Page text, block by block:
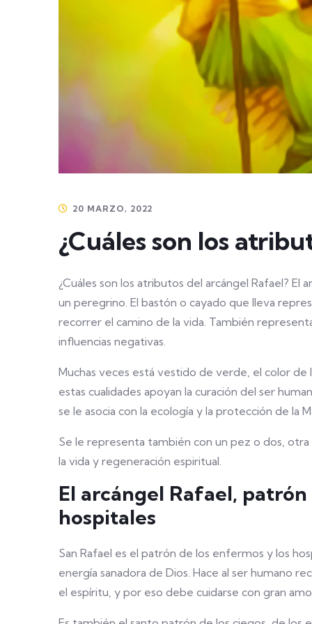
20 MARZO, 2022
¿Cuáles son los
¿Cuáles son los atributos del arcángel Rafael?
un peregrino. El bastón o cayado que lleva
recorrer el camino de la vida. También
influencias negativas.
Muchas veces está vestido de verde, el color de
estas cualidades apoyan la curación del ser
se le asocia con la ecología y la protección de la
Se le representa también con un pez o dos, otra
la vida y regeneración espiritual.
El arcángel Rafael,
hospitales
San Rafael es el patrón de los enfermos y los
energía sanadora de Dios. Hace al ser humano
el espíritu, y por eso debe cuidarse con gran